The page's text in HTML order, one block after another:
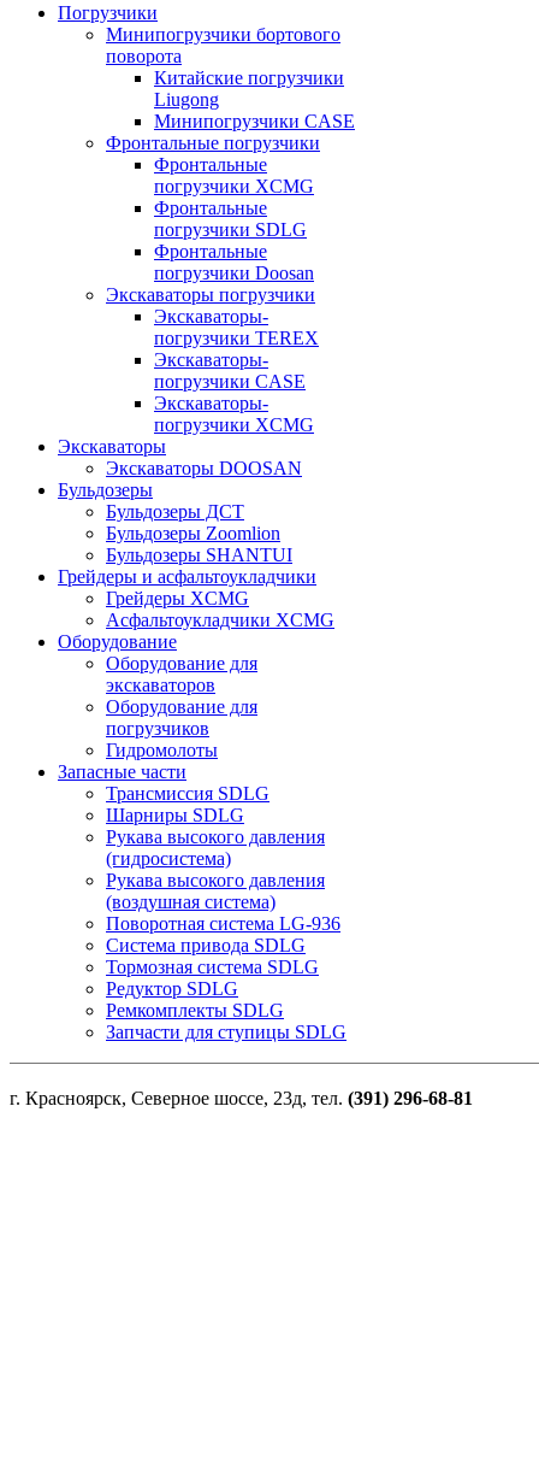
Погрузчики
Минипогрузчики бортового
поворота
Китайские погрузчики
Liugong
Минипогрузчики CASE
Фронтальные погрузчики
Фронтальные
погрузчики XCMG
Фронтальные
погрузчики SDLG
Фронтальные
погрузчики Doosan
Экскаваторы погрузчики
Экскаваторы-
погрузчики TEREX
Экскаваторы-
погрузчики CASE
Экскаваторы-
погрузчики XCMG
Экскаваторы
Экскаваторы DOOSAN
Бульдозеры
Бульдозеры ДСТ
Бульдозеры Zoomlion
Бульдозеры SHANTUI
Грейдеры и асфальтоукладчики
Грейдеры XCMG
Асфальтоукладчики XCMG
Оборудование
Оборудование для
экскаваторов
Оборудование для
погрузчиков
Гидромолоты
Запасные части
Трансмиссия SDLG
Шарниры SDLG
Рукава высокого давления
(гидросистема)
Рукава высокого давления
(воздушная система)
Поворотная система LG-936
Система привода SDLG
Тормозная система SDLG
Редуктор SDLG
Ремкомплекты SDLG
Запчасти для ступицы SDLG
г. Красноярск, Северное шоссе, 23д, тел. (391) 296-68-81